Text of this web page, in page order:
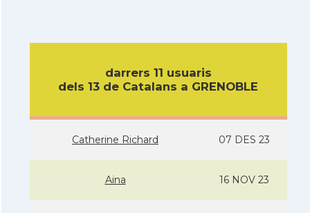
darrers 11 usuaris
dels 13 de Catalans a GRENOBLE
Catherine Richard 07 DES 23
Aina 16 NOV 23